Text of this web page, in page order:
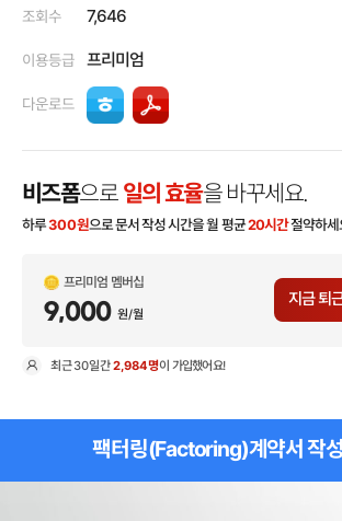
조회수 7,646
이용등급 프리미엄
다운로드
비즈폼으로 일의 효율을 바꾸세요.
하루300원으로 문서 작성 시간을 월 평균20시간절약하세
프리미엄 멤버십
9,000 원/월
지금 퇴
최근30일간2,984명이 가입했어요!
팩터링(Factoring)계약서 작